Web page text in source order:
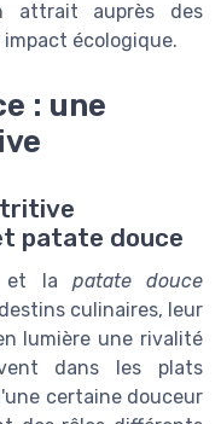
attrait auprès des
écologique.
: une
patate douce
et la patate douce
culinaires, leur
lumière une rivalité
dans les plats
certaine douceur